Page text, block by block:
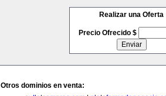
Realizar una Oferta
Precio Ofrecido $
Otros dominios en venta: